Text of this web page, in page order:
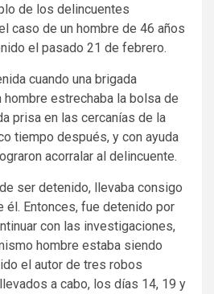
de los delincuentes
caso de un hombre de 46 años
el pasado 21 de febrero.
cuando una brigada
estrechaba la bolsa de
prisa en las cercanías de la
tiempo después, y con ayuda
acorralar al delincuente.
ser detenido, llevaba consigo
él. Entonces, fue detenido por
con las investigaciones,
hombre estaba siendo
el autor de tres robos
a cabo, los días 14, 19 y